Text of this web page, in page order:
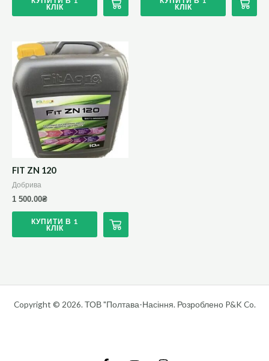
КЛІК КЛІК
FIT ZN 120
Добрива
1 500.00₴
КУПИТИ В 1
КЛІК
Цей
товар
має
кілька
варіантів.
Параметри
можна
сторінці
товару
Copyright © 2026. ТОВ "Полтава-Насіння. Розроблено P&K Co.